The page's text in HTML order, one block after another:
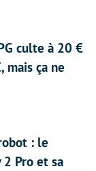
culte à 20 €
mais ça ne
: le
2 Pro et sa